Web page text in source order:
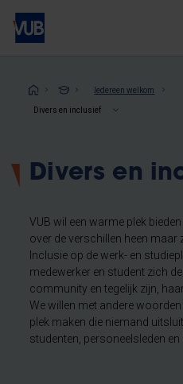
Overslaan
naar
inhoud
Iedereen welkom
Divers en inclusief
Divers en
VUB wil een warme plek
over de verschillen heen maar
Inclusie op de werk- en
medewerker en student zich
community en tegelijk zijn,
We willen met andere
plek maken die niemand
studenten, personeelsleden